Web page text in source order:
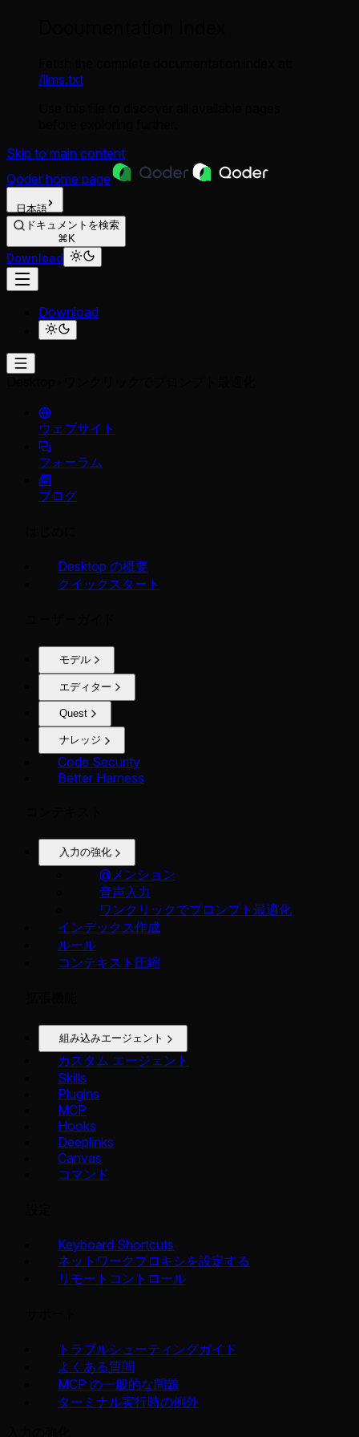
/llms.txt
Skip to main content
Qoder home page
日本語
ドキュメントを検索
⌘K
Download
Download
ウェブサイト
フォーラム
ブログ
Desktop の概要
クイックスタート
モデル
エディター
Quest
ナレッジ
Code Security
Better Harness
入力の強化
@メンション
音声入力
ワンクリックでプロンプト最適化
インデックス作成
ルール
コンテキスト圧縮
組み込みエージェント
カスタム エージェント
Skills
Plugins
MCP
Hooks
Deeplinks
Canvas
コマンド
Keyboard Shortcuts
ネットワークプロキシを設定する
リモートコントロール
トラブルシューティングガイド
よくある質問
MCP の一般的な問題
ターミナル実行時の例外